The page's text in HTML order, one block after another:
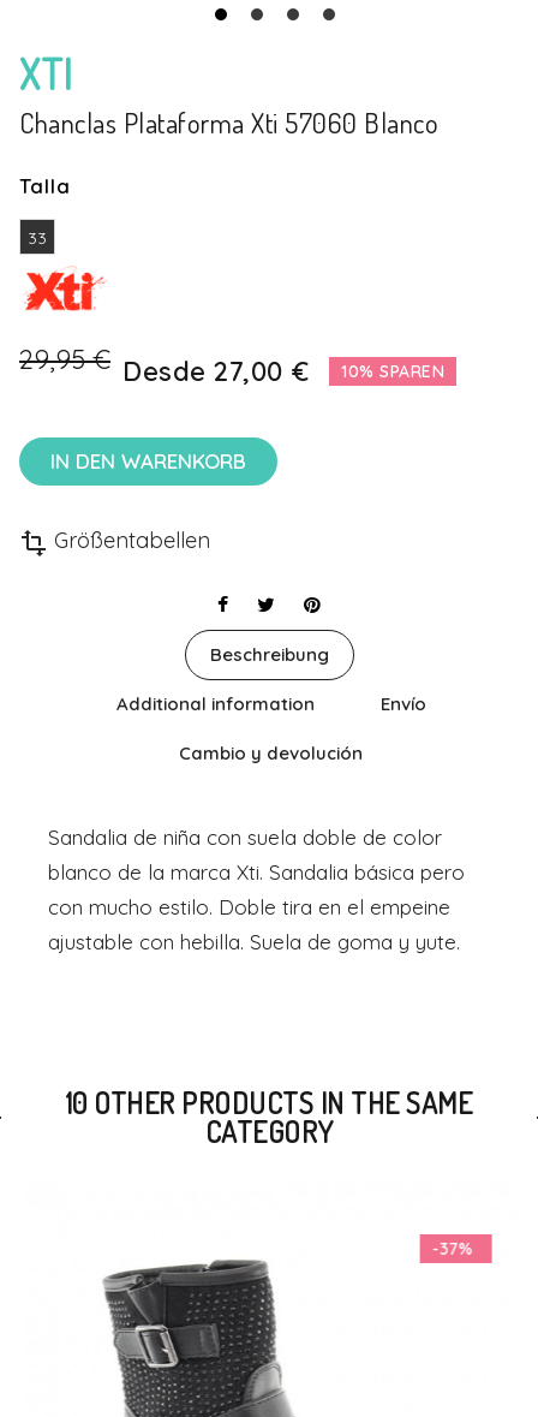
XTI
Chanclas Plataforma Xti 57060 Blanco
Talla
33
29,95 € Desde 27,00 € 10% SPAREN
IN DEN WARENKORB
transform Größentabellen
Beschreibung
Additional information Envío
Cambio y devolución
Sandalia de niña con suela doble de color
blanco de la marca Xti. Sandalia básica pero
con mucho estilo. Doble tira en el empeine
ajustable con hebilla. Suela de goma y yute.
10 OTHER PRODUCTS IN THE SAME
CATEGORY
-37%